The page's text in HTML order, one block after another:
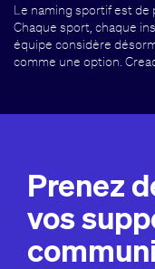
Le naming sportif est de
Chaque sport, chaque
équipe considère
comme une option.
Prenez
vos